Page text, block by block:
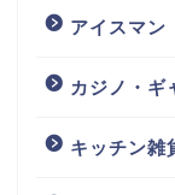
アイスマン
カジノ・ギ
キッチン雑